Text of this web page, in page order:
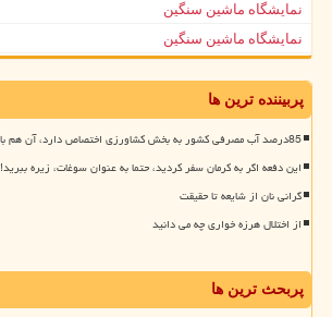
نمایشگاه ماشین سنگین
نمایشگاه ماشین سنگین
پربیننده ترین ها
85درصد آب مصرفی کشور به بخش کشاورزی اختصاص دارد، آن هم با قیمت خیلی پایین
این دفعه اگر به کرمان سفر کردید، حتما به عنوان سوغات، زیره ببرید!
گرانی نان از شایعه تا حقیقت
از اختلال هرزه خواری چه می دانید
پربحث ترین ها